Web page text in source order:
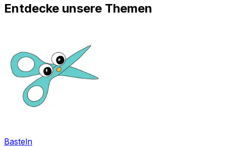
Entdecke unsere Themen
Basteln